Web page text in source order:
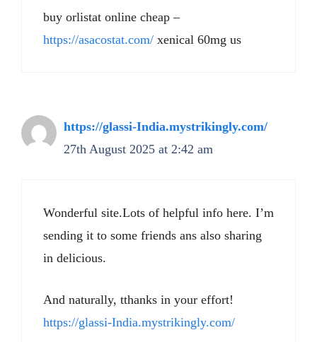
buy orlistat online cheap –
https://asacostat.com/ xenical 60mg us
https://glassi-India.mystrikingly.com/
27th August 2025 at 2:42 am
Wonderful site.Lots of helpful info here. I’m
sending it to some friends ans also sharing
in delicious.
And naturally, tthanks in your effort!
https://glassi-India.mystrikingly.com/